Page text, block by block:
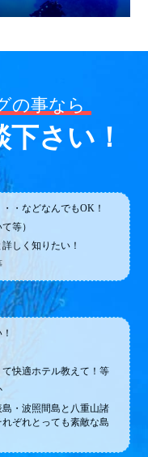
の事なら
さい！
・などなんでもOK！
等）
しく知りたい！
快適ホテル教えて！等
・波照間島と八重山諸
ぞれとっても素敵な島